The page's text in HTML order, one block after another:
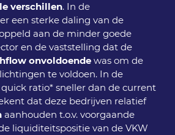
verschillen. In de
een sterke daling van de
aan de minder goede
en de vaststelling dat de
onvoldoendewas om de
te voldoen. In de
ratio* sneller dan de current
dat deze bedrijven relatief
aanhouden t.o.v. voorgaande
liquiditeitspositie van de VKW